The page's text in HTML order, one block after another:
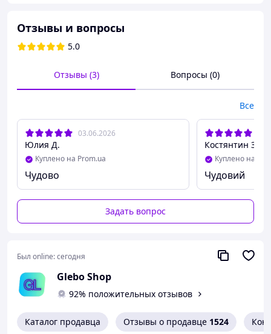
набор функций гарантируют удобство
использования и длительную эксплуатацию.
Качественные противоударные материалы
защитят механизм устройства от
повреждений, водонепроницаемость позволит
душ или плаваете в бассейне.
Отзывы и вопросы
5.0
Отзывы (3) Вопросы (0)
Все
03.06.2026
Юлия Д.
Куплено на Prom.ua
Чудово
Костянтин З.
Куплено на
Чудовий
Задать вопрос
Был online:сегодня
Glebo Shop
92% положительных отзывов
Каталог продавца Отзывы о продавце 1524